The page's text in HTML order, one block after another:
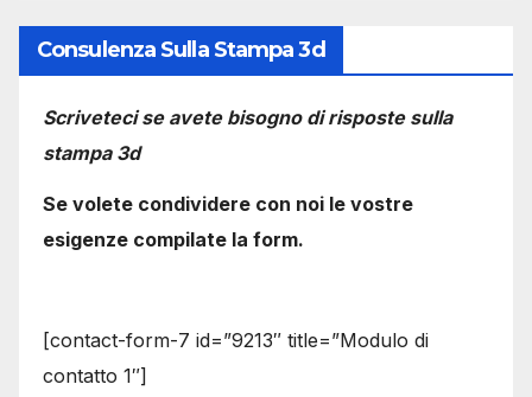
Consulenza Sulla Stampa 3d
Scriveteci se avete bisogno di risposte sulla
stampa 3d
Se volete condividere con noi le vostre
esigenze compilate la form.
[contact-form-7 id=”9213″ title=”Modulo di
contatto 1″]